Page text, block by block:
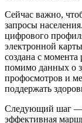
Сейчас важно,
запросы
цифрового
электронной
создана с
помимо данных о
профосмотров и
поддержать
Следующий шаг —
эффективная